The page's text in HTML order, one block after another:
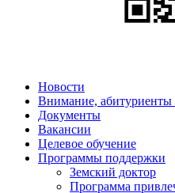
Новости
Внимание, абитуриенты
Документы
Вакансии
Целевое обучение
Программы поддержки
Земский доктор
Программа